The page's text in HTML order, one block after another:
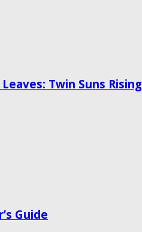
Twin Suns Rising
Guide